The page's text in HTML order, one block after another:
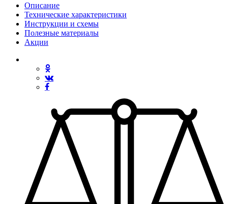
Описание
Технические характеристики
Инструкции и схемы
Полезные материалы
Акции